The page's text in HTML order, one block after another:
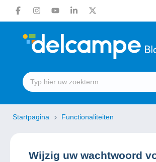
Startpagina Functionaliteiten
Wijzig uw wachtwoord